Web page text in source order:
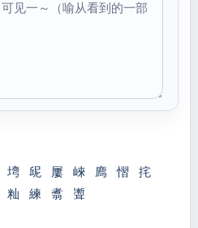
见一～（喻从看到的一部
塆 屔 屢 崍 廌 慴
挓
籼 練 翥 聻